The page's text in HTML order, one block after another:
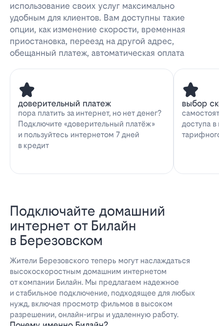
использование своих услуг максимально
удобным для клиентов. Вам доступны такие
опции, как изменение скорости, временная
приостановка, переезд на другой адрес,
обещанный платеж, автоматическая оплата
доверительный платеж
пора платить за интернет, но нет денег?
Подключите «доверительный платёж»
и пользуйтесь интернетом 7 дней
в кредит
выбор
доступа
Подключайте домашний
интернет от Билайн
в Березовском
Жители Березовского теперь могут наслаждаться
высокоскоростным домашним интернетом
от компании Билайн. Мы предлагаем надежное
и стабильное подключение, подходящее для любых
нужд, включая просмотр фильмов в высоком
разрешении, онлайн-игры и удаленную работу.